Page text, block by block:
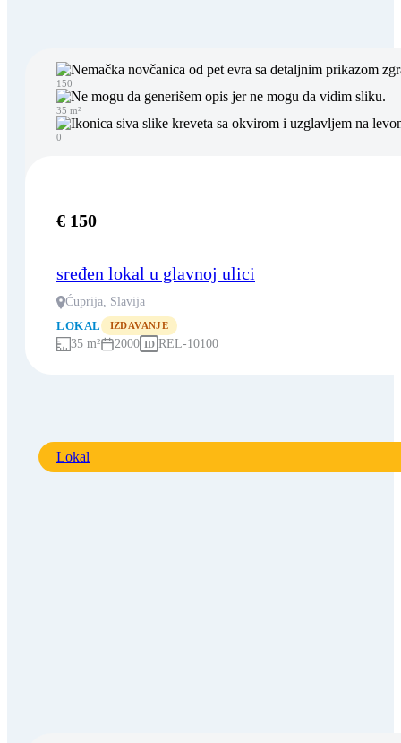
150
35 m²
0
€ 150
sređen lokal u glavnoj ulici
Ćuprija, Slavija
LOKAL
IZDAVANJE
35 m² 2000 ID REL-10100
Lokal